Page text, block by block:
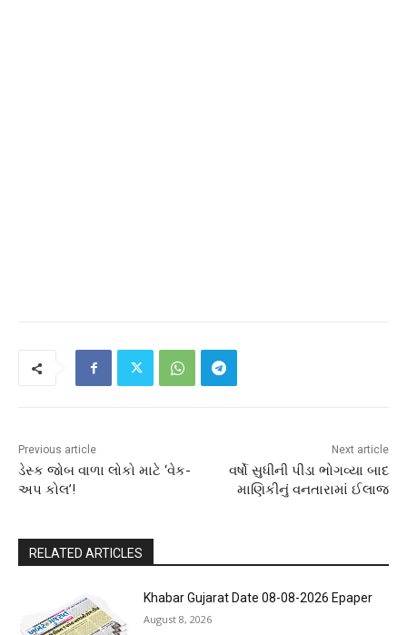
Previous article
ડેસ્ક જોબ વાળા લોકો માટે ‘વેક-
અપ કોલ’!
Next article
વર્ષો સુધીની પીડા ભોગવ્યા બાદ
માણિકીનું વનતારામાં ઈલાજ
RELATED ARTICLES
Khabar Gujarat Date 08-08-2026 Epaper
August 8, 2026